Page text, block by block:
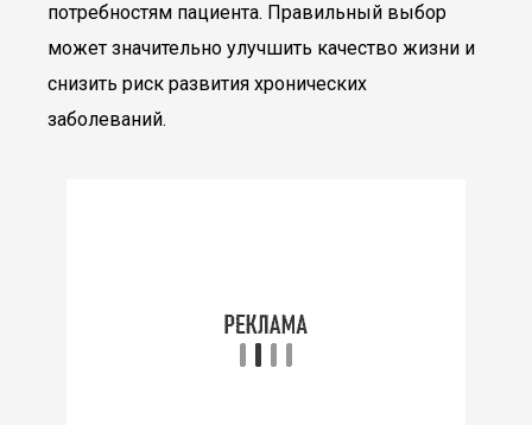
потребностям пациента. Правильный выбор
может значительно улучшить качество жизни и
снизить риск развития хронических
заболеваний.